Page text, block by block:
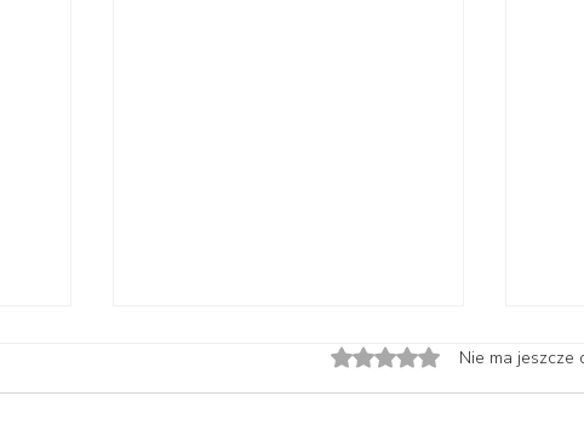
Oceniono na 0 z 5Nie ma jeszcze